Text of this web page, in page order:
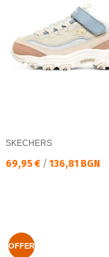
SKECHERS
Текуща цена:
69,95 € / 136,81 BGN
OFFER